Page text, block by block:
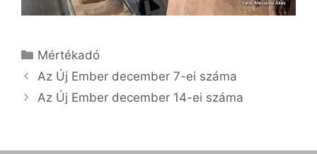
Kategória
Mértékadó
Az Új Ember december 7-ei száma
Az Új Ember december 14-ei száma